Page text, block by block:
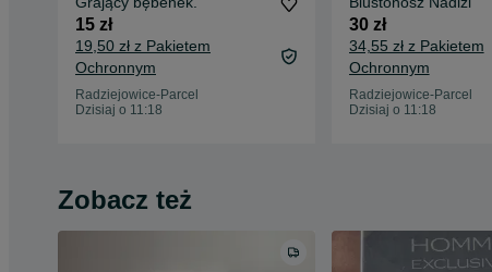
15 zł
19,50 zł z Pakietem
Ochronnym
Radziejowice-Parcel
Dzisiaj o 11:18
30 zł
34,55 zł z Pakietem
Ochronnym
Radziejowice-Parcel
Dzisiaj o 11:18
Zobacz też